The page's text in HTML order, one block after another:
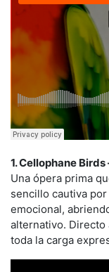
1. Cellophane Birds
Una ópera prima
sencillo cautiva
emocional,
alternativo. Directo
toda la carga